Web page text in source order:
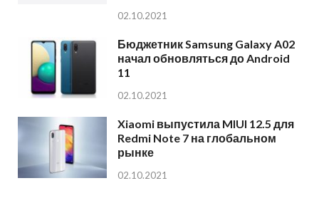
02.10.2021
Бюджетник Samsung Galaxy A02
начал обновляться до Android
11
02.10.2021
Xiaomi выпустила MIUI 12.5 для
Redmi Note 7 на глобальном
рынке
02.10.2021